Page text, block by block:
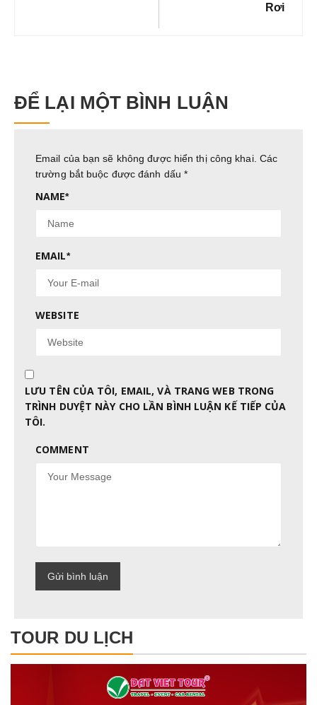
Rơi
ĐỂ LẠI MỘT BÌNH LUẬN
Email của bạn sẽ không được hiển thị công khai. Các
trường bắt buộc được đánh dấu*
NAME*
EMAIL*
WEBSITE
LƯU TÊN CỦA TÔI, EMAIL, VÀ TRANG WEB TRONG
TRÌNH DUYỆT NÀY CHO LẦN BÌNH LUẬN KẾ TIẾP CỦA
TÔI.
COMMENT
TOUR DU LỊCH